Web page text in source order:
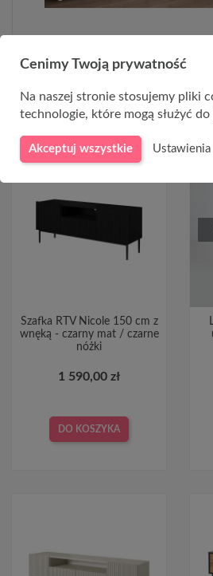
PRODUKTY Z
Szafka RTV Nicole 150 cm z
wnęką - czarny mat / czarne
nóżki
1 590,00 zł
DO KOSZYKA
Cenimy Twoją prywatność
Na naszej stronie stosujemy pliki
technologie, które mogą służyć
Akceptuj wszystkie Ustawienia